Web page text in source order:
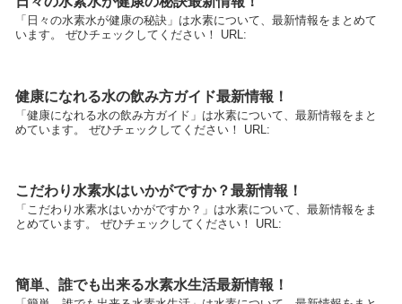
「日々の水素水が健康の秘訣」は水素について、最新情報をまとめて
います。 ぜひチェックしてください！ URL:
健康になれる水の飲み方ガイド最新情報！
「健康になれる水の飲み方ガイド」は水素について、最新情報をまと
めています。 ぜひチェックしてください！ URL:
こだわり水素水はいかがですか？最新情報！
「こだわり水素水はいかがですか？」は水素について、最新情報をま
とめています。 ぜひチェックしてください！ URL:
簡単、誰でも出来る水素水生活最新情報！